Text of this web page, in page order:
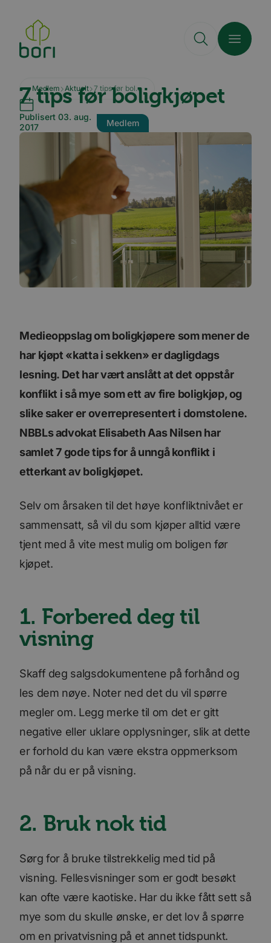
hovedinnhold
Medlem Aktuelt 7 tips før boligkjøpet
7 tips før boligkjøpet
Publisert 03. aug.
2017
Medlem
Medieoppslag om boligkjøpere som mener de
har kjøpt «katta i sekken» er dagligdags
lesning. Det har vært anslått at det oppstår
konflikt i så mye som ett av fire boligkjøp, og
slike saker er overrepresentert i domstolene.
NBBLs advokat Elisabeth Aas Nilsen har
samlet 7 gode tips for å unngå konflikt i
etterkant av boligkjøpet.
Selv om årsaken til det høye konfliktnivået er
sammensatt, så vil du som kjøper alltid være
tjent med å vite mest mulig om boligen før
kjøpet.
1. Forbered deg til
visning
Skaff deg salgsdokumentene på forhånd og
les dem nøye. Noter ned det du vil spørre
megler om. Legg merke til om det er gitt
negative eller uklare opplysninger, slik at dette
er forhold du kan være ekstra oppmerksom
på når du er på visning.
2. Bruk nok tid
Sørg for å bruke tilstrekkelig med tid på
visning. Fellesvisninger som er godt besøkt
kan ofte være kaotiske. Har du ikke fått sett så
mye som du skulle ønske, er det lov å spørre
om en privatvisning på et annet tidspunkt.